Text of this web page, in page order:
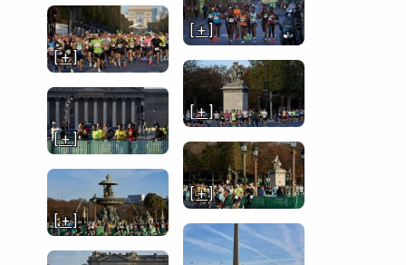
[ + ]
[ + ]
[ + ]
[ + ]
[ + ]
[ + ]